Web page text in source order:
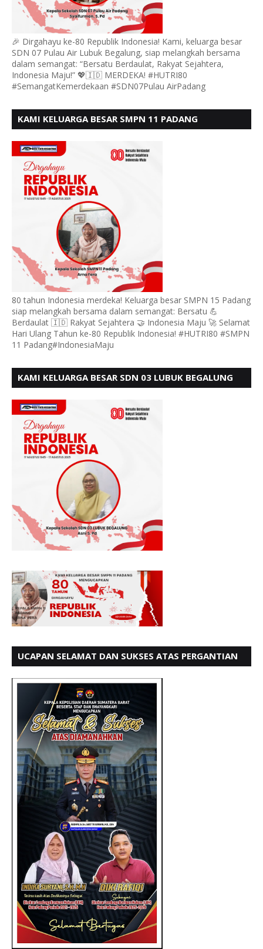
🎉 Dirgahayu ke-80 Republik Indonesia! Kami, keluarga besar
SDN 07 Pulau Air Lubuk Begalung, siap melangkah bersama
dalam semangat: “Bersatu Berdaulat, Rakyat Sejahtera,
Indonesia Maju!” 💖🇮🇩 MERDEKA! #HUTRI80
#SemangatKemerdekaan #SDN07Pulau AirPadang
KAMI KELUARGA BESAR SMPN 11 PADANG
BERDAULAT
80 tahun Indonesia merdeka! Keluarga besar SMPN 15 Padang
siap melangkah bersama dalam semangat: Bersatu 💪
Berdaulat 🇮🇩 Rakyat Sejahtera 🤝 Indonesia Maju 🚀 Selamat
Hari Ulang Tahun ke-80 Republik Indonesia! #HUTRI80 #SMPN
11 Padang#IndonesiaMaju
KAMI KELUARGA BESAR SDN 03 LUBUK BEGALUNG
UCAPAN SELAMAT DAN SUKSES ATAS PERGANTIAN